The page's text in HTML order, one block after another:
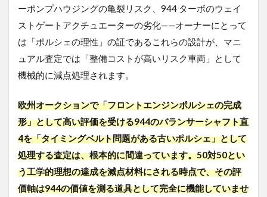
の販
路を
専門
店の
まと
め｜
タイ
ミン
ルト
が切
前
ーポンプハウジングの亀裂リスク、944 ターボのウェイ
ストゲートアクチュエーターの劣化——オーナーにとって
は「ポルシェの理性」の証であるこれらの設計が、マニ
ュアル査定では「整備コストが高いリスク車両」として
機械的に減点処理されます。
欧州オークションで「フロントエンジンポルシェの完成
形」として高い評価を受ける944のバランサーシャフト直
4を「タイミングベルト問題がある古いポルシェ」として
処理する査定は、根本的に間違っています。50対50とい
う工学的理想の達成を減点材料にされる時点で、その評
価軸は944の価値を測る道具として完全に機能していませ